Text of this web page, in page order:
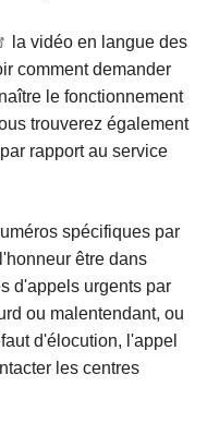
la vidéo en langue des
comment demander
le fonctionnement
trouverez également
rapport au service
spécifiques par
être dans
d'appels urgents par
ou malentendant, ou
d'élocution, l'appel
les centres